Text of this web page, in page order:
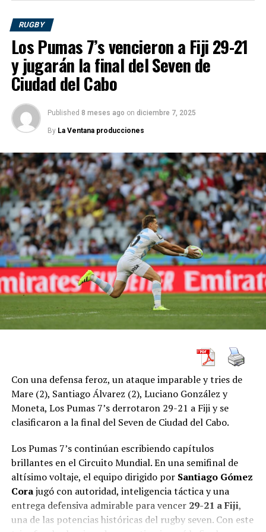
09 a 10 de Diciembre – Ciudad del Cabo
26 a 28 de Enero – Perth
23 a 25 de Febrero – Vancouver
02 a 03 de Marzo – Los Ángeles
03 a 05 de Mayo – Singapur
31 de Mayo a 02 de Junio – Madrid
RELATED TOPICS: ARGENTINA
LOS PUMAS ´7
RUGBY SEVEN
UP NEXT
Los All Blacks se consagran otra vez campeones del
Rugby Championship tras arrollar a Australia
DON'T MISS
Los Pumitas vencieron a Fiji, Francia es TRICAMPEON del
RUGBY
Los Pumas 7’s vencieron a Fiji 29-21
y jugarán la final del Seven de
Ciudad del Cabo
Published 8 meses ago on diciembre 7, 2025
By La Ventana producciones
Con una defensa feroz, un ataque imparable y tries de
Mare (2), Santiago Álvarez (2), Luciano González y
Moneta, Los Pumas 7’s derrotaron 29-21 a Fiji y se
clasificaron a la final del Seven de Ciudad del Cabo.
Los Pumas 7’s continúan escribiendo capítulos
brillantes en el Circuito Mundial. En una semifinal de
altísimo voltaje, el equipo dirigido por Santiago Gómez
Corajugó con autoridad, inteligencia táctica y una
entrega defensiva admirable para vencer 29-21 a Fiji,
una de las potencias históricas del rugby seven. Con este